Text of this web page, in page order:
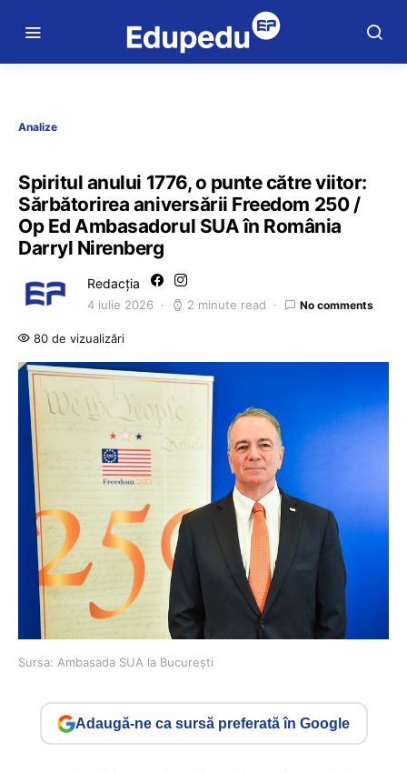
Analize
Spiritul anului 1776, o punte către viitor:
Sărbătorirea aniversării Freedom 250 /
Op Ed Ambasadorul SUA în România
Darryl Nirenberg
Redacția
4 iulie 2026 2 minute read No comments
80 de vizualizări
Sursa: Ambasada SUA la București
Adaugă-ne ca sursă preferată în Google